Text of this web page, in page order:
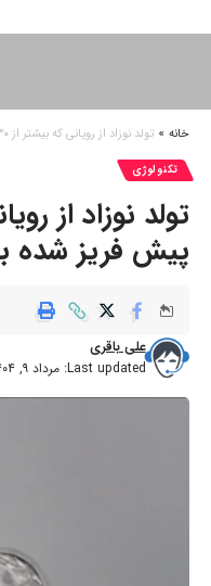
خانه » تولد نوزاد از رویانی که بیشتر از ۳۰ سال پیش فریز شده بود_خبرخوان
تکنولوژی
پیش فریز شده
Last updated: مرداد ۹, ۱۴۰۴ ۸:۱۹ ق٫ظ
علی باقری